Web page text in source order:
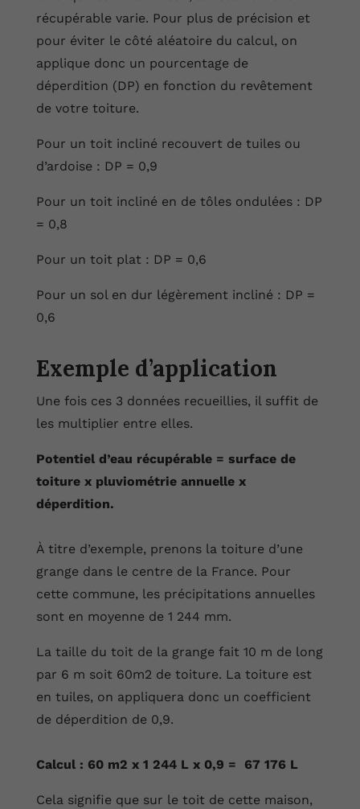
récupérable varie. Pour plus de précision et
pour éviter le côté aléatoire du calcul, on
applique donc un pourcentage de
déperdition (DP) en fonction du revêtement
de votre toiture.
Pour un toit incliné recouvert de tuiles ou
d’ardoise : DP = 0,9
Pour un toit incliné en de tôles ondulées : DP
= 0,8
Pour un toit plat : DP = 0,6
Pour un sol en dur légèrement incliné : DP =
0,6
Exemple d’application
Une fois ces 3 données recueillies, il suffit de
les multiplier entre elles.
Potentiel d’eau récupérable = surface de
toiture x pluviométrie annuelle x
déperdition.
À titre d’exemple, prenons la toiture d’une
grange dans le centre de la France. Pour
cette commune, les précipitations annuelles
sont en moyenne de 1 244 mm.
La taille du toit de la grange fait 10 m de long
par 6 m soit 60m2 de toiture. La toiture est
en tuiles, on appliquera donc un coefficient
de déperdition de 0,9.
Calcul : 60 m2 x 1 244 L x 0,9 = 67 176 L
Cela signifie que sur le toit de cette maison,